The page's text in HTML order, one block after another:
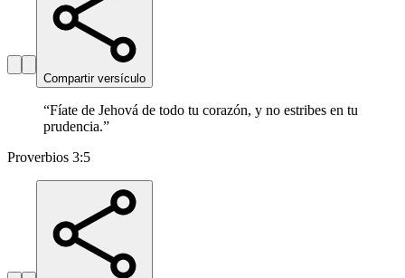
Compartir versículo
“Fíate de Jehová de todo tu corazón, y no estribes en tu
prudencia.”
Proverbios 3:5